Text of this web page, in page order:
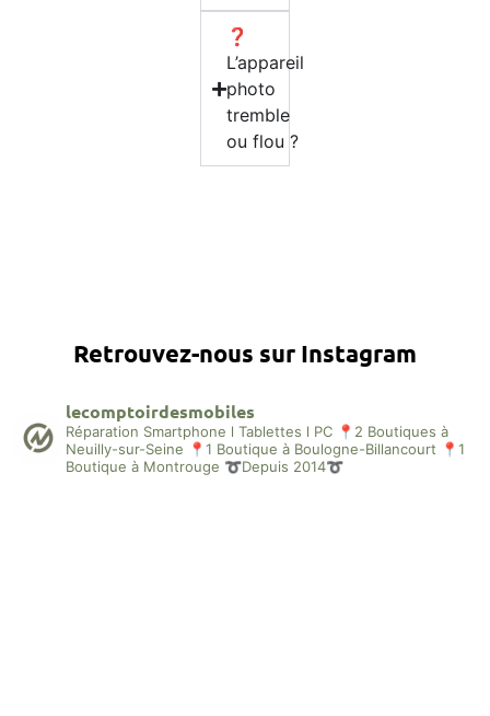
❓
L’appareil
photo
tremble
ou flou ?
Retrouvez-nous sur Instagram
lecomptoirdesmobiles
Réparation Smartphone l Tablettes l PC 📍2 Boutiques à
Neuilly-sur-Seine 📍1 Boutique à Boulogne-Billancourt 📍1
Boutique à Montrouge ➰Depuis 2014➰